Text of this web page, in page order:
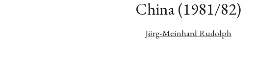
China (1981/82)
Jörg-Meinhard Rudolph